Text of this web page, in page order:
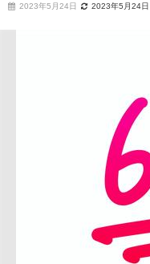
2023年5月24日 2023年5月24日